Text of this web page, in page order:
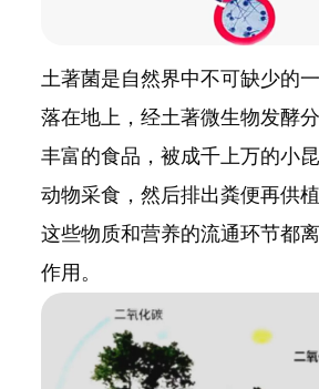
土著菌是自然界中不可缺少的
落在地上，经土著微生物发酵
丰富的食品，被成千上万的小
动物采食，然后排出粪便再供
这些物质和营养的流通环节都
作用。